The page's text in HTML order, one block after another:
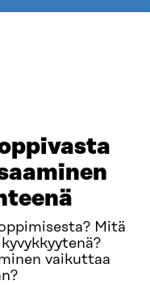
Mitä
vaikuttaa